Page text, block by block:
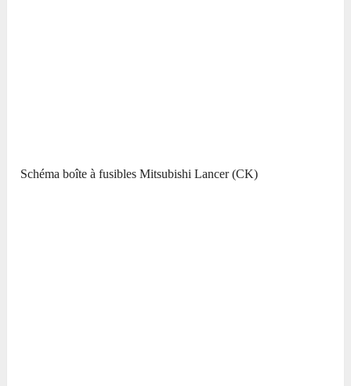
Schéma boîte à fusibles Mitsubishi Lancer (CK)